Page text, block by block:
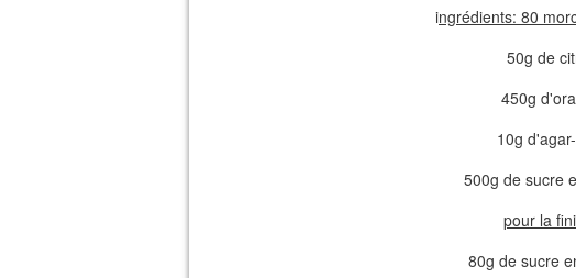
ingrédients: 80
50g de
450g
10g
500g de sucre
pour la
80g de sucre